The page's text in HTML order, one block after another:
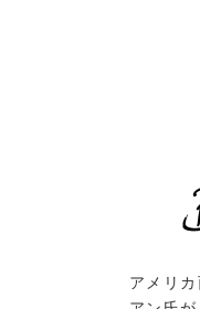
アメリ